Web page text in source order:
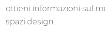
ottieni informazioni sul
spazi design.